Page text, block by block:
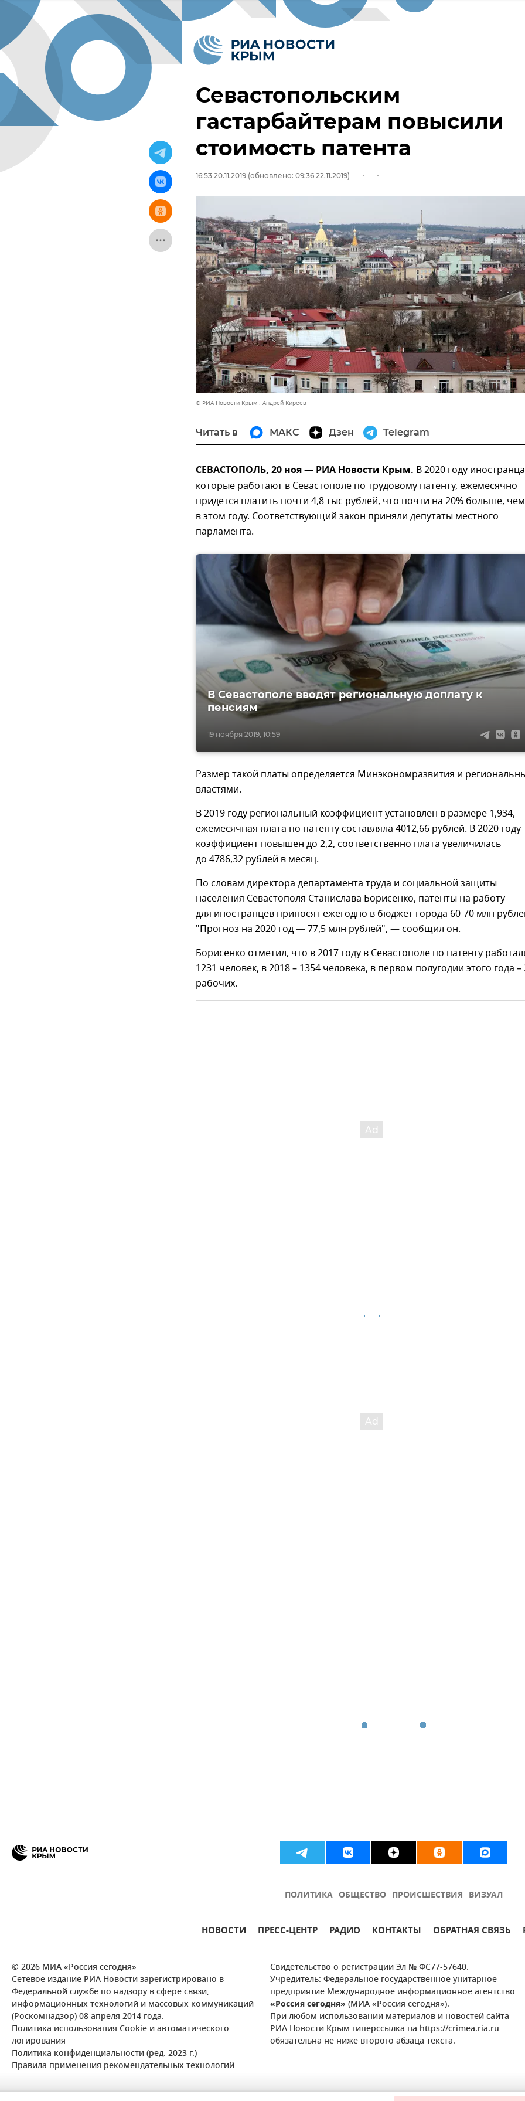
Севастопольским
гастарбайтерам повысили
стоимость патента
16:53 20.11.2019 (обновлено: 09:36 22.11.2019)
© РИА Новости Крым . Андрей Киреев
Читать в МАКС Дзен Telegram
СЕВАСТОПОЛЬ, 20 ноя — РИА Новости Крым. В 2020 году
которые работают в Севастополе по трудовому патенту, ежемесячно
придется платить почти 4,8 тыс рублей, что почти на 20% больше, чем
в этом году. Соответствующий закон приняли депутаты местного
парламента.
19 ноября 2019, 10:59
В Севастополе вводят региональную доплату к
пенсиям
Размер такой платы определяется Минэкономразвития и
властями.
В 2019 году региональный коэффициент установлен в размере 1,934,
ежемесячная плата по патенту составляла 4012,66 рублей. В 2020 году
коэффициент повышен до 2,2, соответственно плата увеличилась
до 4786,32 рублей в месяц.
По словам директора департамента труда и социальной защиты
населения Севастополя Станислава Борисенко, патенты на работу
для иностранцев приносят ежегодно в бюджет города 60-70 млн
"Прогноз на 2020 год — 77,5 млн рублей", — сообщил он.
Борисенко отметил, что в 2017 году в Севастополе по патенту
1231 человек, в 2018 – 1354 человека, в первом полугодии этого года –
рабочих.
ПОЛИТИКА ОБЩЕСТВО ПРОИСШЕСТВИЯ ВИЗУАЛ
НОВОСТИ ПРЕСС-ЦЕНТР РАДИО КОНТАКТЫ ОБРАТНАЯ СВЯЗЬ
© 2026 МИА «Россия сегодня»
Сетевое издание РИА Новости зарегистрировано в
Федеральной службе по надзору в сфере связи,
информационных технологий и массовых коммуникаций
(Роскомнадзор) 08 апреля 2014 года.
Политика использования Cookie и автоматического
логирования
Политика конфиденциальности (ред. 2023 г.)
Правила применения рекомендательных технологий
Свидетельство о регистрации Эл № ФС77-57640.
Учредитель: Федеральное государственное унитарное
предприятие Международное информационное агентство
«Россия сегодня» (МИА «Россия сегодня»).
При любом использовании материалов и новостей сайта
РИА Новости Крым гиперссылка на https://crimea.ria.ru
обязательна не ниже второго абзаца текста.